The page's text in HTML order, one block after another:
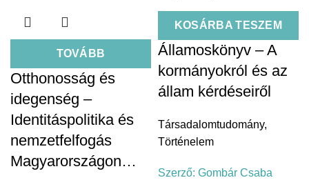
TOVÁBB
Otthonosság és
idegenség –
Identitáspolitika és
nemzetfelfogás
Magyarországon…
KOSÁRBA TESZEM
Államoskönyv – A
kormányokról és az
állam kérdéseiről
Társadalomtudomány,
Történelem
Szerző: Gombár Csaba